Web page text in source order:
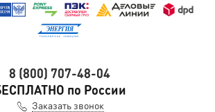
8 (800) 707-48-04
по России
Заказать звонок